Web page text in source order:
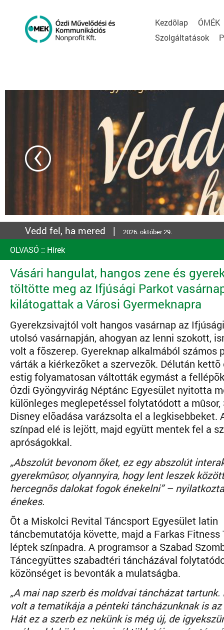
Kezdõlap
ÓMÉK
Szolgáltatások
Vedd fel, ha mered | 2026. október 29.
OLVASÓ :: Hírek
Vásári hangulat, hangos zene és
töltötte meg az Ifjúsági Parkot
kilátogattak a Városi Gyermeknapra
Gyerekzsivajtól volt hangos vasárnap az
utolsó vasárnapján, ahogyan az lenni szokott,
volt a fõszerep. Gyereknap alkalmából számos
várták a kiérkezõket a szervezõk. Délután
estig folyamatosan váltották egymást a
Ózdi Gyöngyvirág Néptánc Egyesület nyitotta
különleges meglepetéssel folytatódott a mûsor,
Disney elõadása varázsolta el a legkisebbeket.
színpad elé is lejött, majd együtt mentek fel a
apróságokkal.
„Abszolút bevonom õket, ez egy abszolút
gyerekmûsor, olyannyira, hogy lent leszek
hercegnõs dalokat fogok énekelni” –
énekes.
Õt a Miskolci Revital Táncsport Egyesület latin
táncbemutatója követte, majd a Farkas Fitness
léptek színpadra. A programsor a Szabad
Táncegyüttes szabadtéri táncházával
közönséget is bevonták a mulatságba.
„A mai nap szerb és moldvai táncházat tartunk.
volt a tematikája a pénteki táncházunknak is az
Hát ez a szerb ez nekünk is még új, de